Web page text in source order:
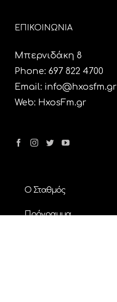
ΕΠΙΚΟΙΝΩΝΙΑ
Μπερνιδάκη 8
Phone: 697 822 4700
Email: info@hxosfm.gr
Web: HxosFm.gr
Ο Σταθμός
Πρόγραμμα